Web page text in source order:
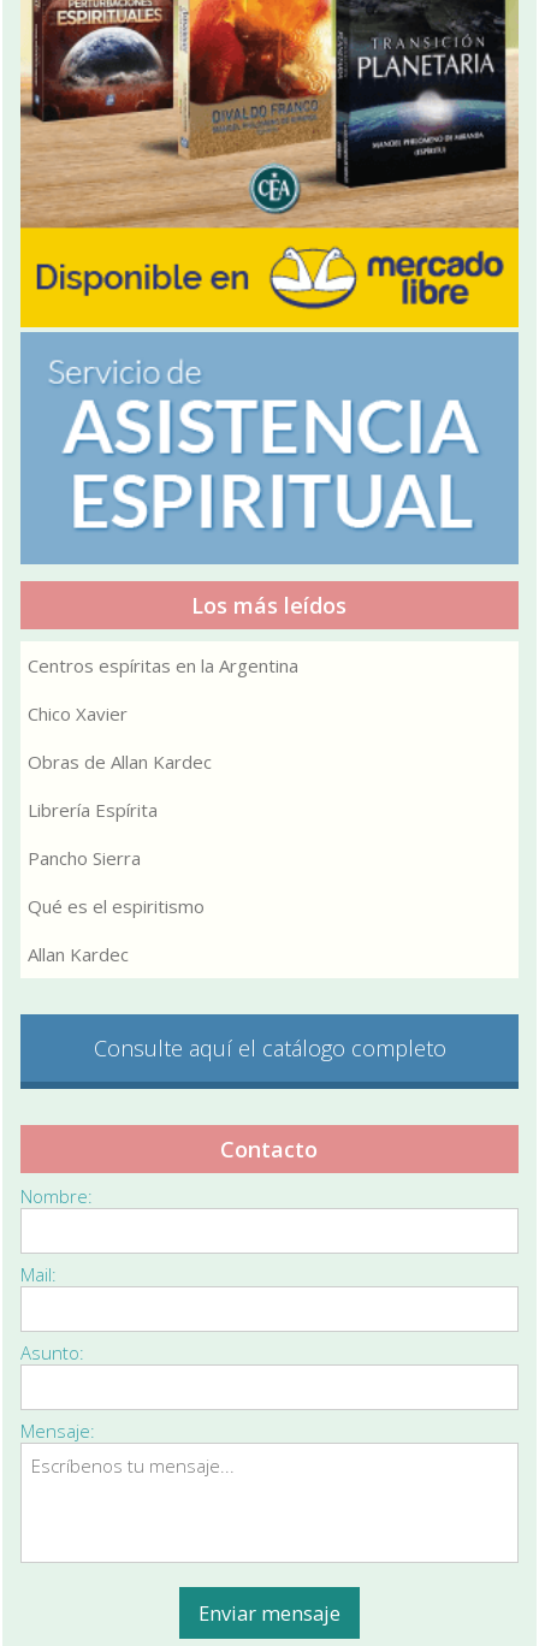
Los más leídos
Centros espíritas en la Argentina
Chico Xavier
Obras de Allan Kardec
Librería Espírita
Pancho Sierra
Qué es el espiritismo
Allan Kardec
Consulte aquí el catálogo completo
Contacto
Nombre:
Mail:
Asunto:
Mensaje: